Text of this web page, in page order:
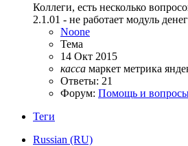
Коллеги, есть несколько
2.1.01 - не работает модуль
Noone
Тема
14 Окт 2015
касса маркет метрика
Ответы: 21
Форум: Помощь и
Теги
Russian (RU)